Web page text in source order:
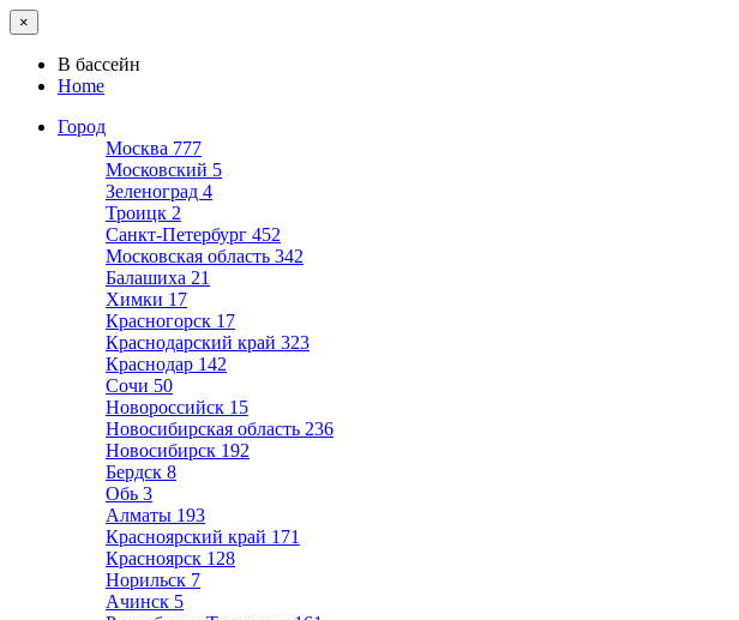
×
В бассейн
Home
Город
Москва 777
Московский 5
Зеленоград 4
Троицк 2
Санкт-Петербург 452
Московская область 342
Балашиха 21
Химки 17
Красногорск 17
Краснодарский край 323
Краснодар 142
Сочи 50
Новороссийск 15
Новосибирская область 236
Новосибирск 192
Бердск 8
Обь 3
Алматы 193
Красноярский край 171
Красноярск 128
Норильск 7
Ачинск 5